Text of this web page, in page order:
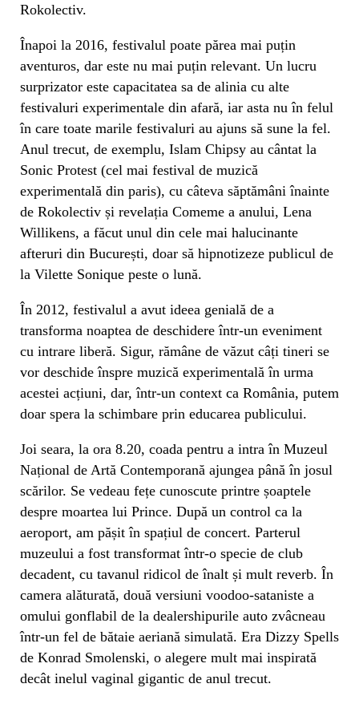
Rokolectiv.
Înapoi la 2016, festivalul poate părea mai puțin
aventuros, dar este nu mai puțin relevant. Un lucru
surprizator este capacitatea sa de alinia cu alte
festivaluri experimentale din afară, iar asta nu în felul
în care toate marile festivaluri au ajuns să sune la fel.
Anul trecut, de exemplu, Islam Chipsy au cântat la
Sonic Protest (cel mai festival de muzică
experimentală din paris), cu câteva săptămâni înainte
de Rokolectiv și revelația Comeme a anului, Lena
Willikens, a făcut unul din cele mai halucinante
afteruri din București, doar să hipnotizeze publicul de
la Vilette Sonique peste o lună.
În 2012, festivalul a avut ideea genială de a
transforma noaptea de deschidere într-un eveniment
cu intrare liberă. Sigur, rămâne de văzut câți tineri se
vor deschide înspre muzică experimentală în urma
acestei acțiuni, dar, într-un context ca România, putem
doar spera la schimbare prin educarea publicului.
Joi seara, la ora 8.20, coada pentru a intra în Muzeul
Național de Artă Contemporană ajungea până în josul
scărilor. Se vedeau fețe cunoscute printre șoaptele
despre moartea lui Prince. După un control ca la
aeroport, am pășit în spațiul de concert. Parterul
muzeului a fost transformat într-o specie de club
decadent, cu tavanul ridicol de înalt și mult reverb. În
camera alăturată, două versiuni voodoo-sataniste a
omului gonflabil de la dealershipurile auto zvâcneau
într-un fel de bătaie aeriană simulată. Era Dizzy Spells
de Konrad Smolenski, o alegere mult mai inspirată
decât inelul vaginal gigantic de anul trecut.